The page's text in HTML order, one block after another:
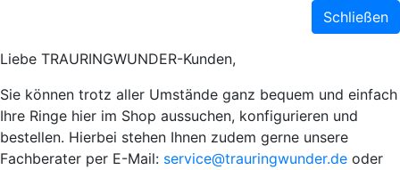
Schließen
Liebe TRAURINGWUNDER-Kunden,
Sie können trotz aller Umstände ganz bequem und einfach
Ihre Ringe hier im Shop aussuchen, konfigurieren und
bestellen. Hierbei stehen Ihnen zudem gerne unsere
Fachberater per E-Mail: service@trauringwunder.de oder